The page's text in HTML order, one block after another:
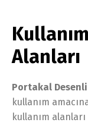
Alanları
Portakal
kullanım
kullanım